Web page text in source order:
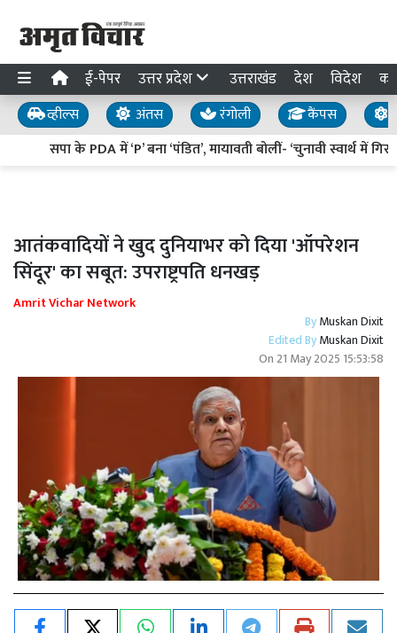
ई-पेपर उत्तर प्रदेश उत्तराखंड देश विदेश
व्हील्स अंतस रंगोली कैंपस
सपा के PDA में ‘P’ बना ‘पंडित’, मायावती बोलीं- ‘चुनावी स्वार्थ में
आतंकवादियों ने खुद दुनियाभर को दिया 'ऑपरेशन
सिंदूर' का सबूत: उपराष्ट्रपति धनखड़
Amrit Vichar Network
ByMuskan Dixit
Edited ByMuskan Dixit
On 21 May 2025 15:53:58